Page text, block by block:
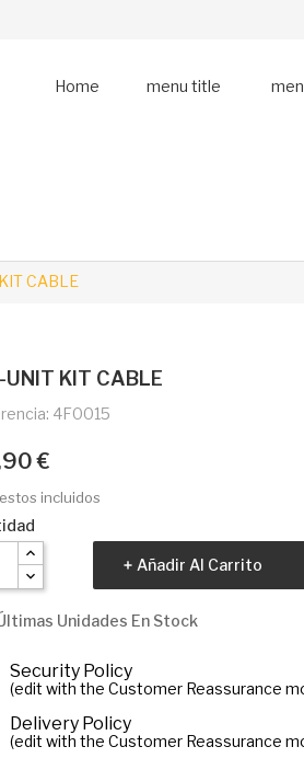
Home menu title
CABLE
UNIT KIT CABLE
4F0015
€
incluidos
Añadir Al Carrito
Unidades En Stock
Security Policy
(edit with the Customer Reassurance
Delivery Policy
(edit with the Customer Reassurance